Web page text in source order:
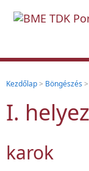
Kezdőlap> Böngészés
I.
karok